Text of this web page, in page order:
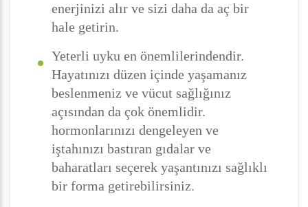
enerjinizi alır ve sizi daha da aç bir
hale getirin.
Yeterli uyku en önemlilerindendir.
Hayatınızı düzen içinde yaşamanız
beslenmeniz ve vücut sağlığınız
açısından da çok önemlidir.
hormonlarınızı dengeleyen ve
iştahınızı bastıran gıdalar ve
baharatları seçerek yaşantınızı sağlıklı
bir forma getirebilirsiniz.